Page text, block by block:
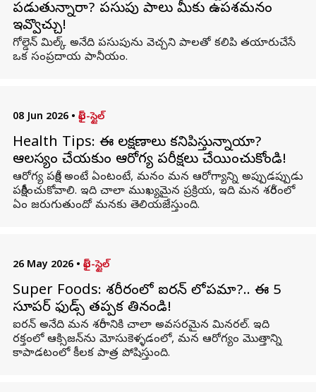
పడుతున్నారా? పసుపు పాలు మీకు ఉపశమనం
ఇవ్వొచ్చు!
గోల్డెన్ మిల్క్ అనేది పసుపును వెచ్చని పాలతో కలిపి తయారుచేసే
ఒక సంప్రదాయ పానీయం.
08 Jun 2026 • లైఫ్-స్టైల్
Health Tips: ఈ లక్షణాలు కనిపిస్తున్నాయా?
ఆలస్యం చేయకుండా ఆరోగ్య పరీక్షలు చేయించుకోండి!
ఆరోగ్య పరీక్ష అంటే ఏంటంటే, మనం మన ఆరోగ్యాన్ని అప్పుడప్పుడు
పరీక్షించుకోవాలి. ఇది చాలా ముఖ్యమైన ప్రక్రియ, ఇది మన శరీరంలో
ఏం జరుగుతుందో మనకు తెలియజేస్తుంది.
26 May 2026 • లైఫ్-స్టైల్
Super Foods: శరీరంలో ఐరన్ లోపమా?.. ఈ 5
సూపర్ ఫుడ్స్ తప్పక తినండి!
ఐరన్ అనేది మన శరీరానికి చాలా అవసరమైన మినరల్. ఇది
రక్తంలో ఆక్సిజన్‌ను మోసుకెళ్ళడంలో, మన ఆరోగ్యం మొత్తాన్ని
కాపాడటంలో కీలక పాత్ర పోషిస్తుంది.